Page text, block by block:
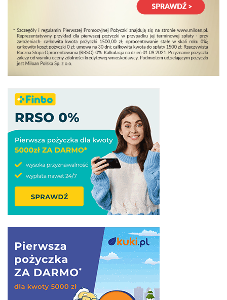
Złóż wniosek